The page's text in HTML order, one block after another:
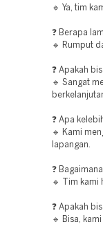
🔹 Ya, tim
❓ Berapa
🔹 Rumput
❓ Apakah
🔹 Sangat
❓ Apa
🔹 Kami
lapangan.
❓
🔹 Tim kami
❓ Apakah
🔹 Bisa,